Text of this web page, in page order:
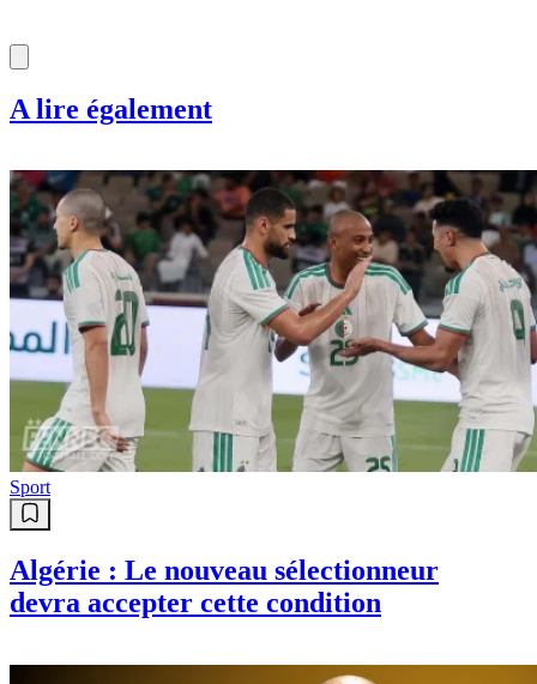
A lire également
Sport
Algérie : Le nouveau sélectionneur
devra accepter cette condition